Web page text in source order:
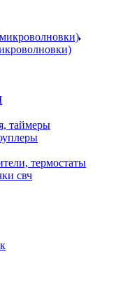
таймеры
термостаты
свч